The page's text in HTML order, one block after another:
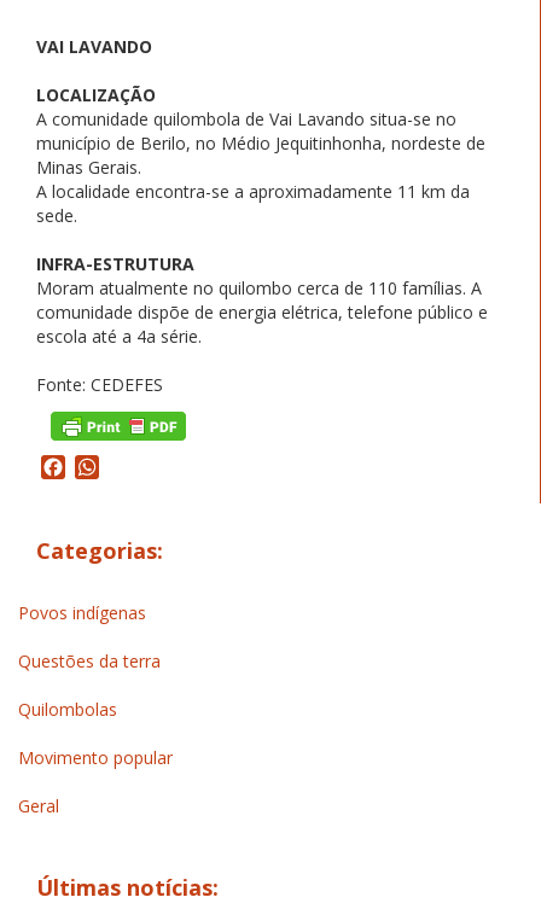
VAI LAVANDO
LOCALIZAÇÃO
A comunidade quilombola de Vai Lavando situa-se no
município de Berilo, no Médio Jequitinhonha, nordeste de
Minas Gerais.
A localidade encontra-se a aproximadamente 11 km da
sede.
INFRA-ESTRUTURA
Moram atualmente no quilombo cerca de 110 famílias. A
comunidade dispõe de energia elétrica, telefone público e
escola até a 4a série.
Fonte: CEDEFES
Facebook
Categorias:
Povos indígenas
Questões da terra
Quilombolas
Movimento popular
Geral
Últimas notícias: